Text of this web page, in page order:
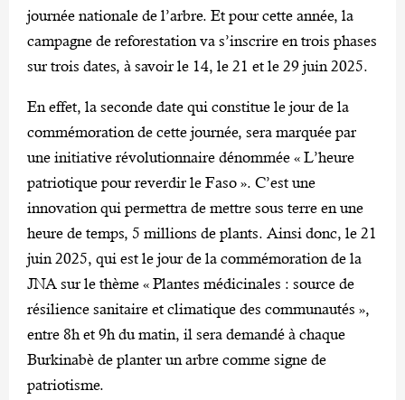
journée nationale de l’arbre. Et pour cette année, la
campagne de reforestation va s’inscrire en trois phases
sur trois dates, à savoir le 14, le 21 et le 29 juin 2025.
En effet, la seconde date qui constitue le jour de la
commémoration de cette journée, sera marquée par
une initiative révolutionnaire dénommée « L’heure
patriotique pour reverdir le Faso ». C’est une
innovation qui permettra de mettre sous terre en une
heure de temps, 5 millions de plants. Ainsi donc, le 21
juin 2025, qui est le jour de la commémoration de la
JNA sur le thème « Plantes médicinales : source de
résilience sanitaire et climatique des communautés »,
entre 8h et 9h du matin, il sera demandé à chaque
Burkinabè de planter un arbre comme signe de
patriotisme.